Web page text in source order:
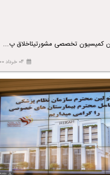
کمیسیون تخصصی مشورتیئاخلاق پ...
04 خرداد 1400